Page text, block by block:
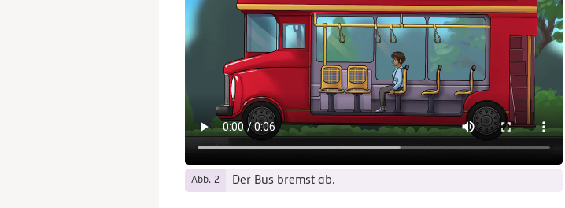
Abb. 2 Der Bus bremst ab.